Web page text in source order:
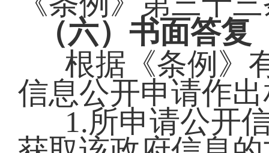
（六）书面答复
根据《条例》
信息公开申请作
1.所申请公开